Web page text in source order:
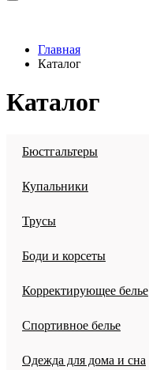
Главная
Каталог
Каталог
Бюстгальтеры
Купальники
Трусы
Боди и корсеты
Корректирующее белье
Спортивное белье
Одежда для дома и сна